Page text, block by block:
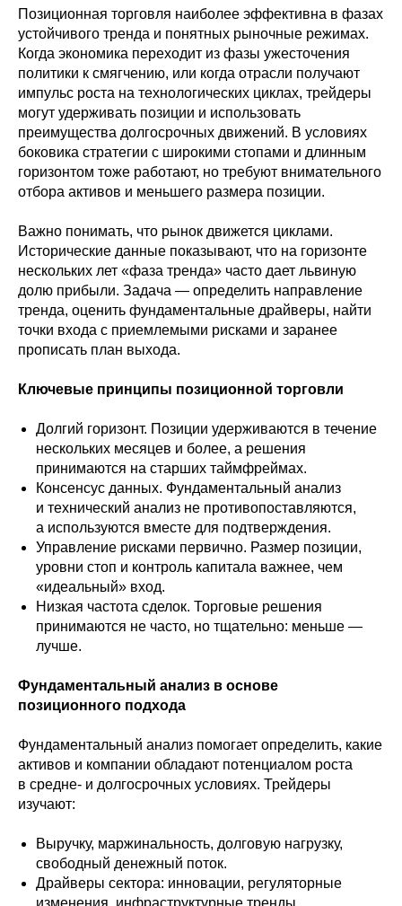
Позиционная торговля наиболее эффективна в фазах
устойчивого тренда и понятных рыночные режимах.
Когда экономика переходит из фазы ужесточения
политики к смягчению, или когда отрасли получают
импульс роста на технологических циклах, трейдеры
могут удерживать позиции и использовать
преимущества долгосрочных движений. В условиях
боковика стратегии с широкими стопами и длинным
горизонтом тоже работают, но требуют внимательного
отбора активов и меньшего размера позиции.
Важно понимать, что рынок движется циклами.
Исторические данные показывают, что на горизонте
нескольких лет «фаза тренда» часто дает львиную
долю прибыли. Задача — определить направление
тренда, оценить фундаментальные драйверы, найти
точки входа с приемлемыми рисками и заранее
прописать план выхода.
Ключевые принципы позиционной торговли
Долгий горизонт. Позиции удерживаются в течение
нескольких месяцев и более, а решения
принимаются на старших таймфреймах.
Консенсус данных. Фундаментальный анализ
и технический анализ не противопоставляются,
а используются вместе для подтверждения.
Управление рисками первично. Размер позиции,
уровни стоп и контроль капитала важнее, чем
«идеальный» вход.
Низкая частота сделок. Торговые решения
принимаются не часто, но тщательно: меньше —
лучше.
Фундаментальный анализ в основе
позиционного подхода
Фундаментальный анализ помогает определить, какие
активов и компании обладают потенциалом роста
в средне- и долгосрочных условиях. Трейдеры
изучают:
Выручку, маржинальность, долговую нагрузку,
свободный денежный поток.
Драйверы сектора: инновации, регуляторные